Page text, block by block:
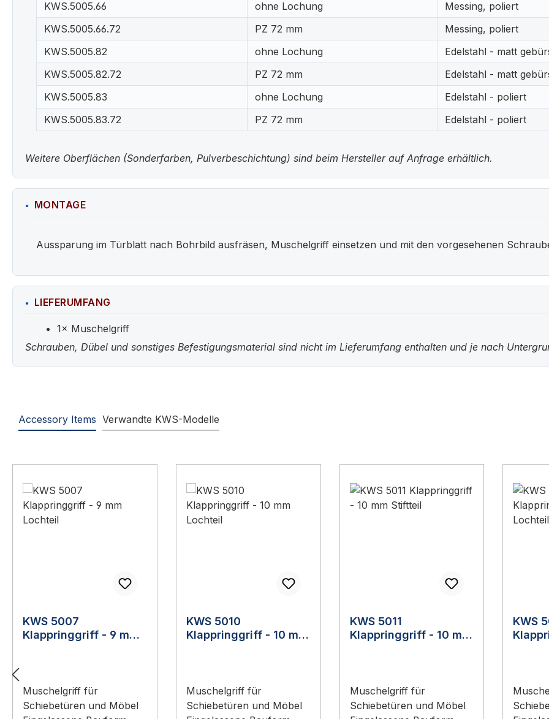
KWS.5005.66
ohne Lochung
Messing, poliert
KWS.5005.66.72
PZ 72 mm
Messing, poliert
KWS.5005.82
ohne Lochung
Edelstahl - matt
KWS.5005.82.72
PZ 72 mm
Edelstahl - matt
KWS.5005.83
ohne Lochung
Edelstahl - poliert
KWS.5005.83.72
PZ 72 mm Edelstahl - poliert
Weitere Oberflächen (Sonderfarben, Pulverbeschichtung) sind beim Hersteller auf Anfrage erhältlich.
MONTAGE
Aussparung im Türblatt nach Bohrbild ausfräsen, Muschelgriff einsetzen und mit den vorgesehenen
LIEFERUMFANG
1× Muschelgriff
Schrauben, Dübel und sonstiges Befestigungsmaterial sind nicht im Lieferumfang enthalten und je nach
Accessory Items Verwandte KWS-Modelle
KWS 5007
Klappringgriff - 9 mm
Muschelgriff für
Schiebetüren und Möbel
KWS 5010
Klappringgriff - 10 mm
Muschelgriff für
Schiebetüren und Möbel
KWS 5011
Klappringgriff - 10 mm
Muschelgriff für
Schiebetüren und Möbel
KWS